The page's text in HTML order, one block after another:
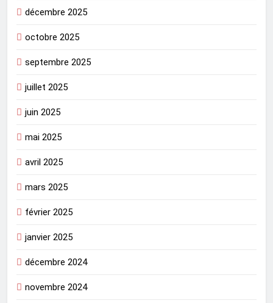
décembre 2025
octobre 2025
septembre 2025
juillet 2025
juin 2025
mai 2025
avril 2025
mars 2025
février 2025
janvier 2025
décembre 2024
novembre 2024